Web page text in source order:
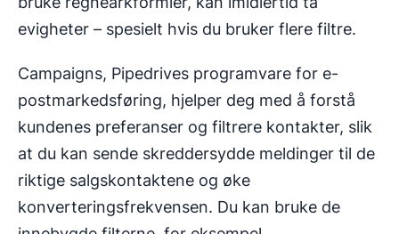
evigheter – spesielt hvis du bruker flere filtre.
Campaigns, Pipedrives programvare for e-
postmarkedsføring, hjelper deg med å forstå
kundenes preferanser og filtrere kontakter, slik
at du kan sende skreddersydde meldinger til de
riktige salgskontaktene og øke
konverteringsfrekvensen. Du kan bruke de